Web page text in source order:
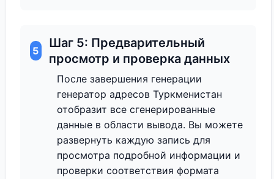
5
Шаг 5: Предварительный
просмотр и проверка данных
После завершения генерации
генератор адресов Туркменистан
отобразит все сгенерированные
данные в области вывода. Вы можете
развернуть каждую запись для
просмотра подробной информации и
проверки соответствия формата